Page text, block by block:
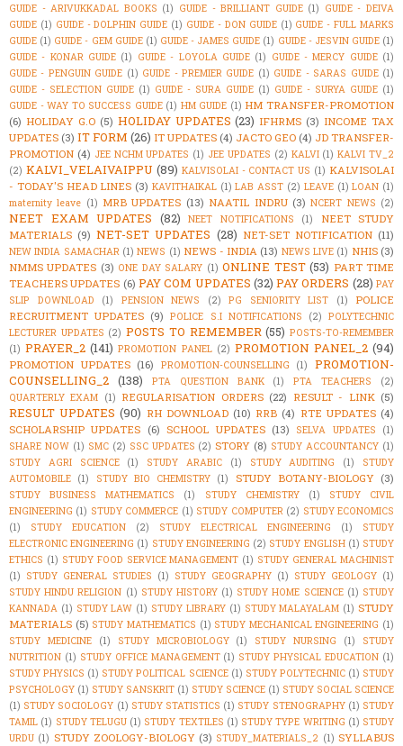
GUIDE - ARIVUKKADAL BOOKS (1) GUIDE - BRILLIANT GUIDE (1) GUIDE - DEIVA
GUIDE (1) GUIDE - DOLPHIN GUIDE (1) GUIDE - DON GUIDE (1) GUIDE - FULL MARKS
GUIDE (1) GUIDE - GEM GUIDE (1) GUIDE - JAMES GUIDE (1) GUIDE - JESVIN GUIDE (1)
GUIDE - KONAR GUIDE (1) GUIDE - LOYOLA GUIDE (1) GUIDE - MERCY GUIDE (1)
GUIDE - PENGUIN GUIDE (1) GUIDE - PREMIER GUIDE (1) GUIDE - SARAS GUIDE (1)
GUIDE - SELECTION GUIDE (1) GUIDE - SURA GUIDE (1) GUIDE - SURYA GUIDE (1)
GUIDE - WAY TO SUCCESS GUIDE (1) HM GUIDE (1) HM TRANSFER-PROMOTION
(6) HOLIDAY G.O (5) HOLIDAY UPDATES (23) IFHRMS (3) INCOME TAX
UPDATES (3) IT FORM (26) IT UPDATES (4) JACTO GEO (4) JD TRANSFER-
PROMOTION (4) JEE NCHM UPDATES (1) JEE UPDATES (2) KALVI (1) KALVI TV_2
(2) KALVI_VELAIVAIPPU (89) KALVISOLAI - CONTACT US (1) KALVISOLAI
- TODAY'S HEAD LINES (3) KAVITHAIKAL (1) LAB ASST (2) LEAVE (1) LOAN (1)
maternity leave (1) MRB UPDATES (13) NAATIL INDRU (3) NCERT NEWS (2)
NEET EXAM UPDATES (82) NEET NOTIFICATIONS (1)
NEET STUDY
MATERIALS (9) NET-SET UPDATES (28) NET-SET NOTIFICATION (11)
NEW INDIA SAMACHAR (1) NEWS (1) NEWS - INDIA (13) NEWS LIVE (1) NHIS (3)
NMMS UPDATES (3) ONE DAY SALARY (1) ONLINE TEST (53) PART TIME
TEACHERS UPDATES (6) PAY COM UPDATES (32) PAY ORDERS (28) PAY
SLIP DOWNLOAD
(1) PENSION NEWS (2) PG SENIORITY LIST (1)
POLICE
RECRUITMENT UPDATES (9) POLICE S.I NOTIFICATIONS (2) POLYTECHNIC
LECTURER UPDATES (2) POSTS TO REMEMBER (55) POSTS-TO-REMEMBER
(1) PRAYER_2 (141) PROMOTION PANEL (2) PROMOTION PANEL_2 (94)
PROMOTION UPDATES (16) PROMOTION-COUNSELLING (1)
PROMOTION-
COUNSELLING_2 (138) PTA QUESTION BANK (1) PTA TEACHERS
(2)
QUARTERLY EXAM (1) REGULARISATION ORDERS (22) RESULT - LINK (5)
RESULT UPDATES (90) RH DOWNLOAD (10) RRB (4) RTE UPDATES (4)
SCHOLARSHIP UPDATES (6) SCHOOL UPDATES (13) SELVA UPDATES
(1)
SHARE NOW (1) SMC (2) SSC UPDATES (2) STORY (8) STUDY ACCOUNTANCY (1)
STUDY AGRI SCIENCE
(1) STUDY ARABIC (1) STUDY AUDITING (1)
STUDY
AUTOMOBILE (1) STUDY BIO CHEMISTRY (1) STUDY BOTANY-BIOLOGY (3)
STUDY BUSINESS MATHEMATICS (1) STUDY CHEMISTRY (1)
STUDY CIVIL
ENGINEERING (1) STUDY COMMERCE (1) STUDY COMPUTER (2) STUDY ECONOMICS
(1)
STUDY EDUCATION (2) STUDY ELECTRICAL ENGINEERING (1)
STUDY
ELECTRONIC ENGINEERING (1) STUDY ENGINEERING (2) STUDY ENGLISH (1) STUDY
ETHICS (1) STUDY FOOD SERVICE MANAGEMENT (1) STUDY GENERAL MACHINIST
(1) STUDY GENERAL STUDIES (1) STUDY GEOGRAPHY (1) STUDY GEOLOGY (1)
STUDY HINDU RELIGION (1) STUDY HISTORY (1) STUDY HOME SCIENCE (1) STUDY
KANNADA (1) STUDY LAW (1) STUDY LIBRARY (1) STUDY MALAYALAM (1) STUDY
MATERIALS (5) STUDY MATHEMATICS (1) STUDY MECHANICAL ENGINEERING (1)
STUDY MEDICINE
(1) STUDY MICROBIOLOGY (1) STUDY NURSING (1)
STUDY
NUTRITION (1) STUDY OFFICE MANAGEMENT (1) STUDY PHYSICAL EDUCATION (1)
STUDY PHYSICS (1) STUDY POLITICAL SCIENCE (1) STUDY POLYTECHNIC (1) STUDY
PSYCHOLOGY (1) STUDY SANSKRIT (1) STUDY SCIENCE (1) STUDY SOCIAL SCIENCE
(1) STUDY SOCIOLOGY (1) STUDY STATISTICS (1) STUDY STENOGRAPHY (1) STUDY
TAMIL (1) STUDY TELUGU (1) STUDY TEXTILES (1) STUDY TYPE WRITING (1) STUDY
URDU (1) STUDY ZOOLOGY-BIOLOGY (3) STUDY_MATERIALS_2 (1) SYLLABUS